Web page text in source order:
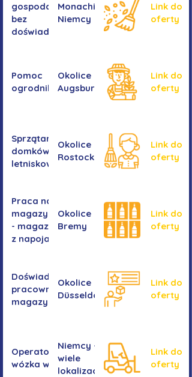
gospodarcze -
bez
doświadczenia
Monachium,
Niemcy
Link do
oferty
Pomoc
ogrodnika
Okolice
Augsburga
Link do
oferty
Sprzątanie
domków
letniskowych
Okolice
Rostocku
Link do
oferty
Praca na
magazynie
- magazyn
z napojami
Okolice
Bremy
Link do
oferty
Doświadczony
pracownik/pracownica
magazynu
Okolice
Düsseldorf
Link do
oferty
Operator/operatorka
wózka widłowego
Niemcy -
wiele
lokalizacji
Link do
oferty